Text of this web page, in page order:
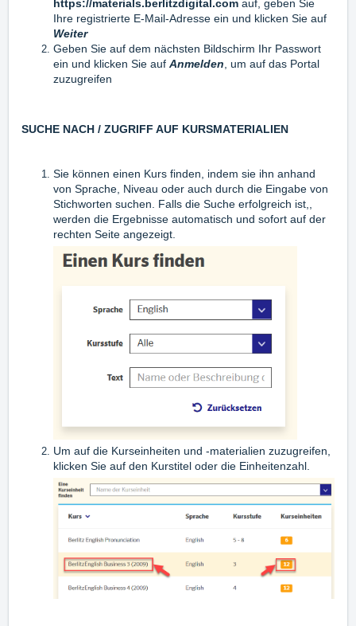
https://materials.berlitzdigital.com auf geben Sie
Ihre registrierte E-Mail-Adresse ein und klicken Sie auf
Weiter
Geben Sie auf dem nächsten Bildschirm Ihr Passwort
ein und klicken Sie auf Anmelden , um auf das Portal
zuzugreifen
SUCHE NACH / ZUGRIFF AUF KURSMATERIALIEN
Sie können einen Kurs finden, indem sie ihn anhand
von Sprache, Niveau oder auch durch die Eingabe von
Stichworten suchen. Falls die Suche erfolgreich ist,,
werden die Ergebnisse automatisch und sofort auf der
rechten Seite angezeigt.
Um auf die Kurseinheiten und -materialien zuzugreifen,
klicken Sie auf den Kurstitel oder die Einheitenzahl.